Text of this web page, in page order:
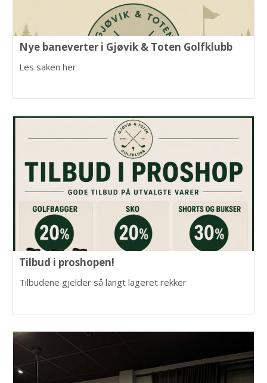
Nye baneverter i Gjøvik & Toten Golfklubb
Les saken her
Tilbud i proshopen!
Tilbudene gjelder så langt lageret rekker